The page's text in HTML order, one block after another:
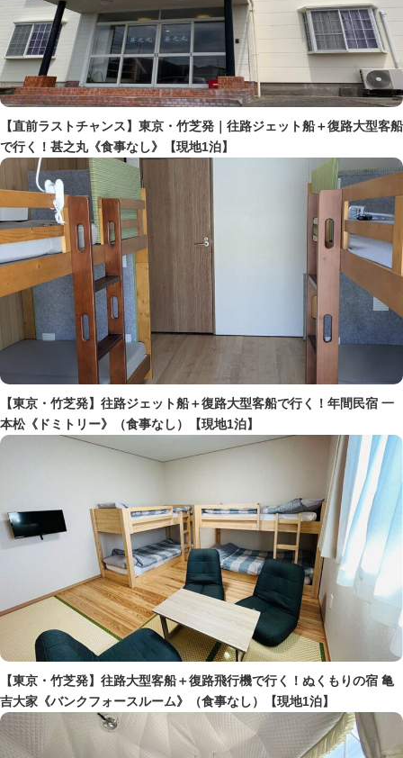
【直前ラストチャンス】東京・竹芝発｜往路ジェット船＋復路大型客船
で行く！甚之丸《食事なし》【現地1泊】
【東京・竹芝発】往路ジェット船＋復路大型客船で行く！年間民宿 一
本松《ドミトリー》（食事なし）【現地1泊】
【東京・竹芝発】往路大型客船＋復路飛行機で行く！ぬくもりの宿 亀
吉大家《バンクフォースルーム》（食事なし）【現地1泊】